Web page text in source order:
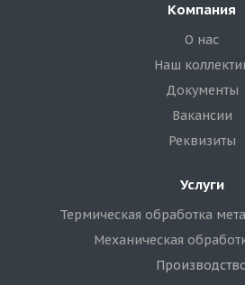
Компания
О нас
Наш
Документы
Вакансии
Реквизиты
Услуги
Термическая обработка
Механическая